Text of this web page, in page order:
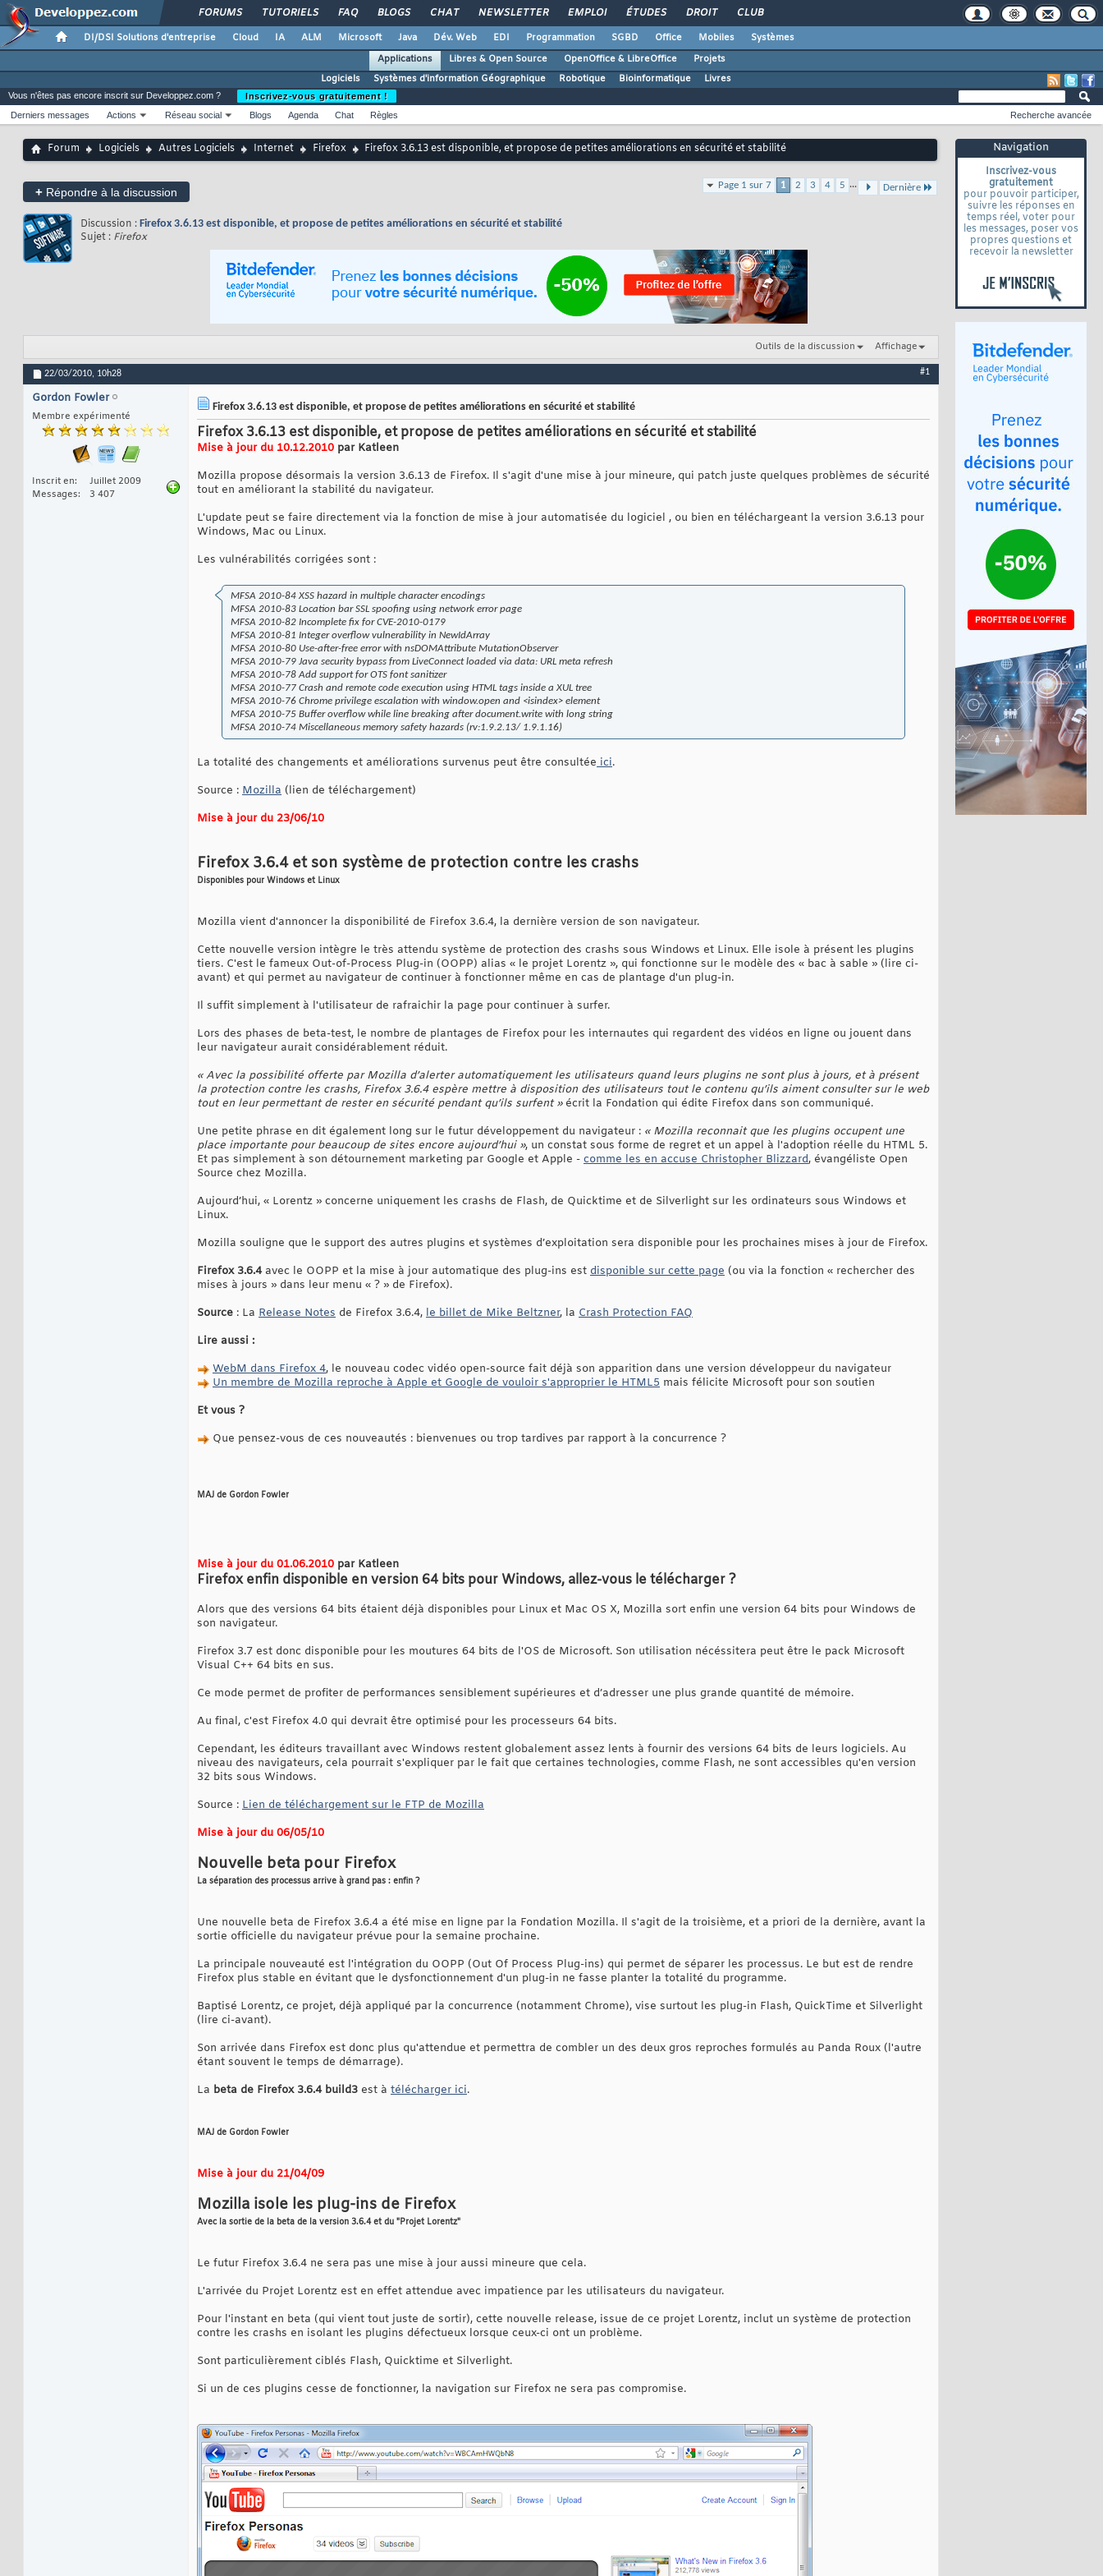
FORUMS TUTORIELS FAQ BLOGS CHAT NEWSLETTER EMPLOI ÉTUDES DROIT CLUB
DI/DSI Solutions d'entreprise Cloud IA ALM Microsoft Java Dév. Web EDI Programmation SGBD Office Mobiles
Systèmes
Applications
Libres & Open Source OpenOffice & LibreOffice
Projets
Logiciels
Systèmes d'information Géographique Robotique Bioinformatique Livres
Navigation
Inscrivez-vous
gratuitement
pour pouvoir participer,
suivre les réponses en
temps réel, voter pour
les messages, poser vos
propres questions et
recevoir la newsletter
Vous n'êtes pas encore inscrit sur Developpez.com ?
Inscrivez-vous gratuitement !
Derniers messages
Actions Réseau social Blogs Agenda Chat Règles Recherche avancée
Forum Logiciels Autres Logiciels Internet Firefox Firefox 3.6.13 est disponible, et propose de petites améliorations en sécurité et stabilité
+ Répondre à la discussion
Page 1 sur 7 1 2 3 4 5 ... Dernière
Discussion : Firefox 3.6.13 est disponible, et propose de petites améliorations en sécurité et stabilité
Sujet : Firefox
Outils de la discussion Affichage
22/03/2010, 10h28 #1
Gordon Fowler
Membre expérimenté
Inscrit en
Juillet 2009
Messages
3 407
Firefox 3.6.13 est disponible, et propose de petites améliorations en sécurité et stabilité
Firefox 3.6.13 est disponible, et propose de petites améliorations en sécurité et stabilité
Mise à jour du 10.12.2010 par Katleen
Mozilla propose désormais la version 3.6.13 de Firefox. Il s'agit d'une mise à jour mineure, qui patch juste quelques problèmes de sécurité
tout en améliorant la stabilité du navigateur.
L'update peut se faire directement via la fonction de mise à jour automatisée du logiciel , ou bien en téléchargeant la version 3.6.13 pour
Windows, Mac ou Linux.
Les vulnérabilités corrigées sont :
MFSA 2010-84 XSS hazard in multiple character encodings
MFSA 2010-83 Location bar SSL spoofing using network error page
MFSA 2010-82 Incomplete fix for CVE-2010-0179
MFSA 2010-81 Integer overflow vulnerability in NewIdArray
MFSA 2010-80 Use-after-free error with nsDOMAttribute MutationObserver
MFSA 2010-79 Java security bypass from LiveConnect loaded via data: URL meta refresh
MFSA 2010-78 Add support for OTS font sanitizer
MFSA 2010-77 Crash and remote code execution using HTML tags inside a XUL tree
MFSA 2010-76 Chrome privilege escalation with window.open and <isindex> element
MFSA 2010-75 Buffer overflow while line breaking after document.write with long string
MFSA 2010-74 Miscellaneous memory safety hazards (rv:1.9.2.13/ 1.9.1.16)
La totalité des changements et améliorations survenus peut être consultée ici.
Source : Mozilla (lien de téléchargement)
Mise à jour du 23/06/10
Firefox 3.6.4 et son système de protection contre les crashs
Disponibles pour Windows et Linux
Mozilla vient d'annoncer la disponibilité de Firefox 3.6.4, la dernière version de son navigateur.
Cette nouvelle version intègre le très attendu système de protection des crashs sous Windows et Linux. Elle isole à présent les plugins
tiers. C'est le fameux Out-of-Process Plug-in (OOPP) alias « le projet Lorentz », qui fonctionne sur le modèle des « bac à sable » (lire ci-
avant) et qui permet au navigateur de continuer à fonctionner même en cas de plantage d'un plug-in.
Il suffit simplement à l'utilisateur de rafraichir la page pour continuer à surfer.
Lors des phases de beta-test, le nombre de plantages de Firefox pour les internautes qui regardent des vidéos en ligne ou jouent dans
leur navigateur aurait considérablement réduit.
« Avec la possibilité offerte par Mozilla d’alerter automatiquement les utilisateurs quand leurs plugins ne sont plus à jours, et à présent
la protection contre les crashs, Firefox 3.6.4 espère mettre à disposition des utilisateurs tout le contenu qu’ils aiment consulter sur le web
tout en leur permettant de rester en sécurité pendant qu’ils surfent »écrit la Fondation qui édite Firefox dans son communiqué.
Une petite phrase en dit également long sur le futur développement du navigateur : « Mozilla reconnait que les plugins occupent une
place importante pour beaucoup de sites encore aujourd’hui », un constat sous forme de regret et un appel à l'adoption réelle du HTML 5.
Et pas simplement à son détournement marketing par Google et Apple - comme les en accuse Christopher Blizzard, évangéliste Open
Source chez Mozilla.
Aujourd’hui, « Lorentz » concerne uniquement les crashs de Flash, de Quicktime et de Silverlight sur les ordinateurs sous Windows et
Linux.
Mozilla souligne que le support des autres plugins et systèmes d’exploitation sera disponible pour les prochaines mises à jour de Firefox.
Firefox 3.6.4avec le OOPP et la mise à jour automatique des plug-ins est disponible sur cette page (ou via la fonction « rechercher des
mises à jours » dans leur menu « ? » de Firefox).
Source : La Release Notes de Firefox 3.6.4, le billet de Mike Beltzner, la Crash Protection FAQ
Lire aussi :
WebM dans Firefox 4, le nouveau codec vidéo open-source fait déjà son apparition dans une version développeur du navigateur
Un membre de Mozilla reproche à Apple et Google de vouloir s'approprier le HTML5 mais félicite Microsoft pour son soutien
Et vous ?
Que pensez-vous de ces nouveautés : bienvenues ou trop tardives par rapport à la concurrence ?
MAJ de Gordon Fowler
Mise à jour du 01.06.2010 par Katleen
Firefox enfin disponible en version 64 bits pour Windows, allez-vous le télécharger ?
Alors que des versions 64 bits étaient déjà disponibles pour Linux et Mac OS X, Mozilla sort enfin une version 64 bits pour Windows de
son navigateur.
Firefox 3.7 est donc disponible pour les moutures 64 bits de l'OS de Microsoft. Son utilisation nécéssitera peut être le pack Microsoft
Visual C++ 64 bits en sus.
Ce mode permet de profiter de performances sensiblement supérieures et d’adresser une plus grande quantité de mémoire.
Au final, c'est Firefox 4.0 qui devrait être optimisé pour les processeurs 64 bits.
Cependant, les éditeurs travaillant avec Windows restent globalement assez lents à fournir des versions 64 bits de leurs logiciels. Au
niveau des navigateurs, cela pourrait s'expliquer par le fait que certaines technologies, comme Flash, ne sont accessibles qu'en version
32 bits sous Windows.
Source : Lien de téléchargement sur le FTP de Mozilla
Mise à jour du 06/05/10
Nouvelle beta pour Firefox
La séparation des processus arrive à grand pas : enfin ?
Une nouvelle beta de Firefox 3.6.4 a été mise en ligne par la Fondation Mozilla. Il s'agit de la troisième, et a priori de la dernière, avant la
sortie officielle du navigateur prévue pour la semaine prochaine.
La principale nouveauté est l'intégration du OOPP (Out Of Process Plug-ins) qui permet de séparer les processus. Le but est de rendre
Firefox plus stable en évitant que le dysfonctionnement d'un plug-in ne fasse planter la totalité du programme.
Baptisé Lorentz, ce projet, déjà appliqué par la concurrence (notamment Chrome), vise surtout les plug-in Flash, QuickTime et Silverlight
(lire ci-avant).
Son arrivée dans Firefox est donc plus qu'attendue et permettra de combler un des deux gros reproches formulés au Panda Roux (l'autre
étant souvent le temps de démarrage).
La beta de Firefox 3.6.4 build3 est à télécharger ici.
MAJ de Gordon Fowler
Mise à jour du 21/04/09
Mozilla isole les plug-ins de Firefox
Avec la sortie de la beta de la version 3.6.4 et du "Projet Lorentz"
Le futur Firefox 3.6.4 ne sera pas une mise à jour aussi mineure que cela.
L'arrivée du Projet Lorentz est en effet attendue avec impatience par les utilisateurs du navigateur.
Pour l'instant en beta (qui vient tout juste de sortir), cette nouvelle release, issue de ce projet Lorentz, inclut un système de protection
contre les crashs en isolant les plugins défectueux lorsque ceux-ci ont un problème.
Sont particulièrement ciblés Flash, Quicktime et Silverlight.
Si un de ces plugins cesse de fonctionner, la navigation sur Firefox ne sera pas compromise.